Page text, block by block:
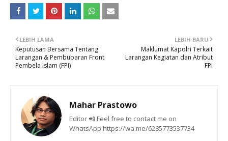
LEBIH BARU
Maklumat Kapolri Terkait
Larangan Kegiatan dan Atribut
FPI
LEBIH LAMA
Keputusan Bersama Tentang
Larangan & Pembubaran Front
Pembela Islam (FPI)
Mahar Prastowo
Editor 📲 Feel free to contact me on
WhatsApp https://wa.me/6285773537734